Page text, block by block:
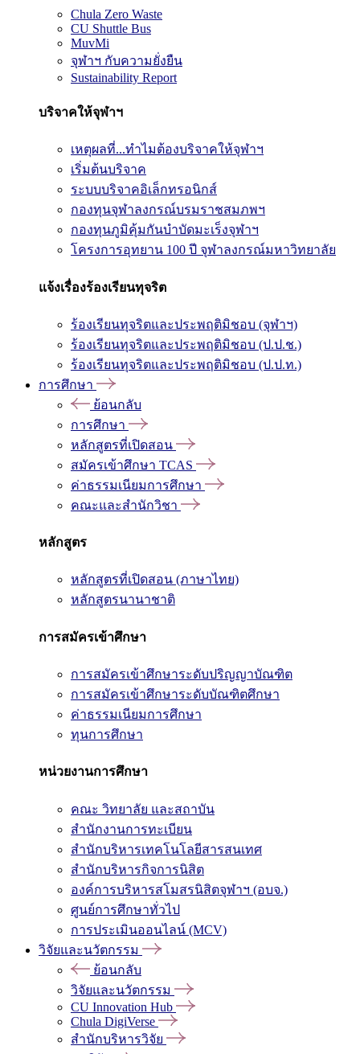
Chula Zero Waste
CU Shuttle Bus
MuvMi
จุฬาฯ กับความยั่งยืน
Sustainability Report
บริจาคให้จุฬาฯ
เหตุผลที่...ทำไมต้องบริจาคให้จุฬาฯ
เริ่มต้นบริจาค
ระบบบริจาคอิเล็กทรอนิกส์
กองทุนจุฬาลงกรณ์บรมราชสมภพฯ
กองทุนภูมิคุ้มกันบำบัดมะเร็งจุฬาฯ
โครงการอุทยาน 100 ปี จุฬาลงกรณ์มหาวิทยาลัย
แจ้งเรื่องร้องเรียนทุจริต
ร้องเรียนทุจริตและประพฤติมิชอบ (จุฬาฯ)
ร้องเรียนทุจริตและประพฤติมิชอบ (ป.ป.ช.)
ร้องเรียนทุจริตและประพฤติมิชอบ (ป.ป.ท.)
การศึกษา
ย้อนกลับ
การศึกษา
หลักสูตรที่เปิดสอน
สมัครเข้าศึกษา TCAS
ค่าธรรมเนียมการศึกษา
คณะและสำนักวิชา
หลักสูตร
หลักสูตรที่เปิดสอน (ภาษาไทย)
หลักสูตรนานาชาติ
การสมัครเข้าศึกษา
การสมัครเข้าศึกษาระดับปริญญาบัณฑิต
การสมัครเข้าศึกษาระดับบัณฑิตศึกษา
ค่าธรรมเนียมการศึกษา
ทุนการศึกษา
หน่วยงานการศึกษา
คณะ วิทยาลัย และสถาบัน
สำนักงานการทะเบียน
สำนักบริหารเทคโนโลยีสารสนเทศ
สำนักบริหารกิจการนิสิต
องค์การบริหารสโมสรนิสิตจุฬาฯ (อบจ.)
ศูนย์การศึกษาทั่วไป
การประเมินออนไลน์ (MCV)
วิจัยและนวัตกรรม
ย้อนกลับ
วิจัยและนวัตกรรม
CU Innovation Hub
Chula DigiVerse
สำนักบริหารวิจัย